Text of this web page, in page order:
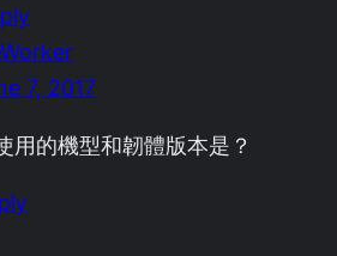
7, 2017
用的機型和韌體版本是？